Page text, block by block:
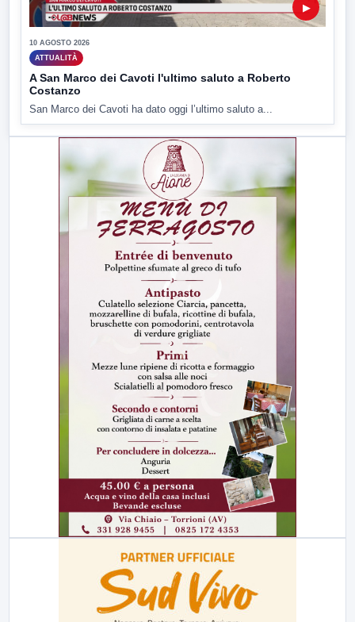
▶
10 AGOSTO 2026
ATTUALITÀ
A San Marco dei Cavoti l'ultimo saluto a Roberto
Costanzo
San Marco dei Cavoti ha dato oggi l’ultimo saluto a...